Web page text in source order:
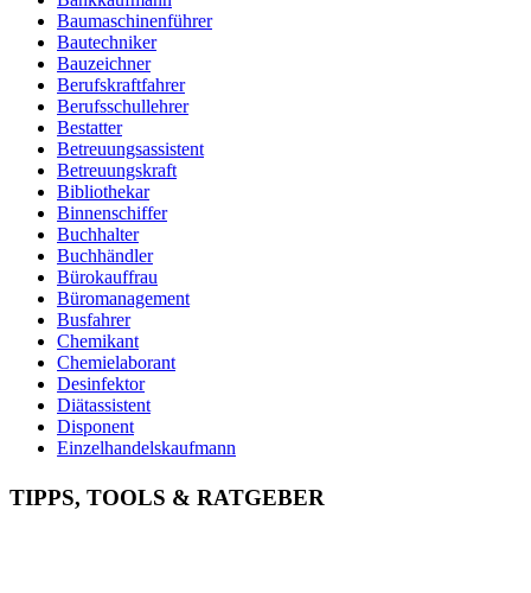
Baumaschinenführer
Bautechniker
Bauzeichner
Berufskraftfahrer
Berufsschullehrer
Bestatter
Betreuungsassistent
Betreuungskraft
Bibliothekar
Binnenschiffer
Buchhalter
Buchhändler
Bürokauffrau
Büromanagement
Busfahrer
Chemikant
Chemielaborant
Desinfektor
Diätassistent
Disponent
Einzelhandelskaufmann
Entspannungstherapeut
Ergotherapeut
TIPPS, TOOLS & RATGEBER